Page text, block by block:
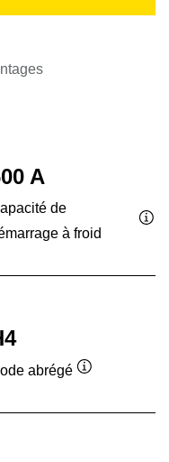
A
de
à froid
abrégé